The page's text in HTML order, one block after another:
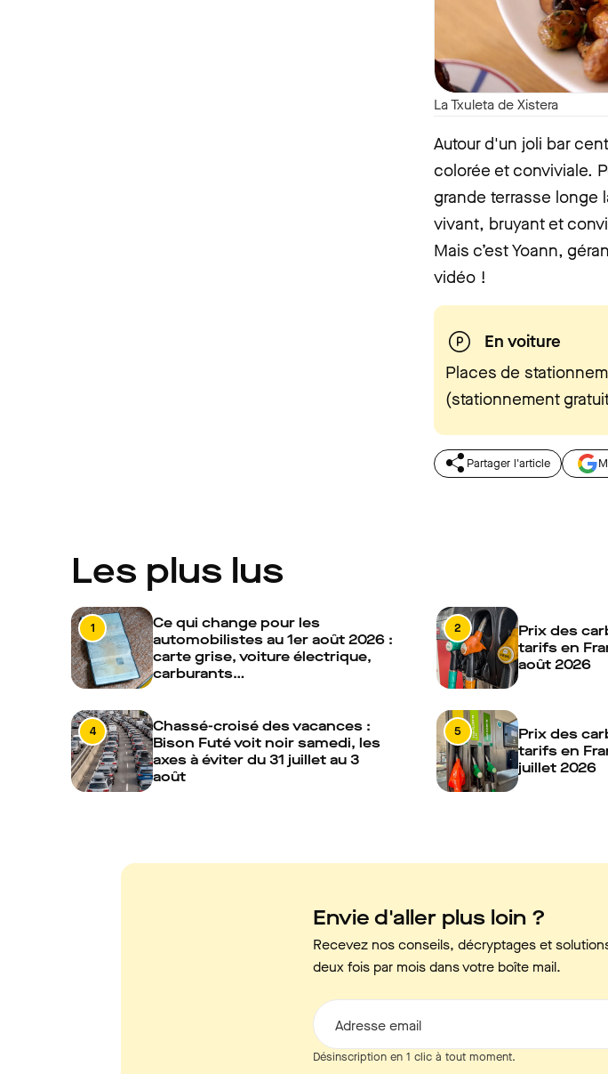
La Txuleta de Xistera
Autour d'un joli bar
colorée et conviviale.
grande terrasse longe
vivant, bruyant et
Mais c’est Yoann,
vidéo !
En voiture
Places de
(stationnement
Partager l'article
Les plus lus
1
Ce qui change pour les
automobilistes au 1er août 2026 :
carte grise, voiture électrique,
carburants…
2
Prix des
tarifs en
août 2026
4
Chassé-croisé des vacances :
Bison Futé voit noir samedi, les
axes à éviter du 31 juillet au 3
août
5
Prix des
tarifs en
juillet 2026
Envie d'aller plus loin ?
Recevez nos conseils, décryptages et
deux fois par mois dans votre boîte mail.
Adresse email
Désinscription en 1 clic à tout moment.